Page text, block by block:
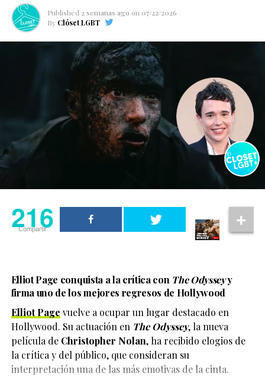
Published 2 semanas ago on 07/22/2026
By Clóset LGBT
216
Compartir
Elliot Page conquista a la crítica con The Odysseyy
firma uno de los mejores regresos de Hollywood
Elliot Page vuelve a ocupar un lugar destacado en
Hollywood. Su actuación en The Odyssey, la nueva
película de Christopher Nolan, ha recibido elogios de
la crítica y del público, que consideran su
interpretación una de las más emotivas de la cinta.